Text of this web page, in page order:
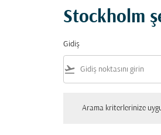
Stockholm
Gidiş
flight_takeoff
Arama kriterlerinize